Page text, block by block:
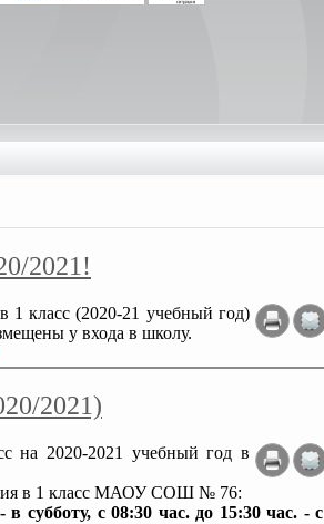
2021!
класс (2020-21 учебный год)
у входа в школу.
2021)
на 2020-2021 учебный год в
в 1 класс МАОУ СОШ № 76:
с 08:30 час. до 15:30 час. - с